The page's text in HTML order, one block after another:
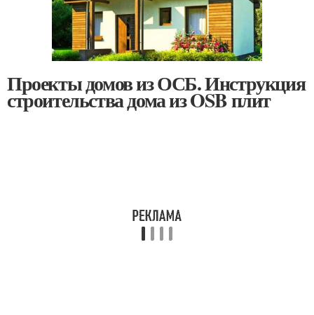
Проекты домов из ОСБ. Инструкция
строительства дома из OSB плит